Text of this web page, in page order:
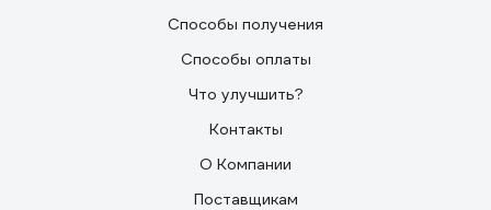
Способы получения
Способы оплаты
Что улучшить?
Контакты
О Компании
Поставщикам